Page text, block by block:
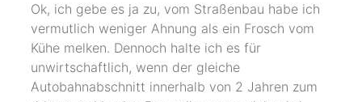
Ok, ich gebe es ja zu, vom Straßenbau habe ich
vermutlich weniger Ahnung als ein Frosch vom
Kühe melken. Dennoch halte ich es für
unwirtschaftlich, wenn der gleiche
Autobahnabschnitt innerhalb von 2 Jahren zum